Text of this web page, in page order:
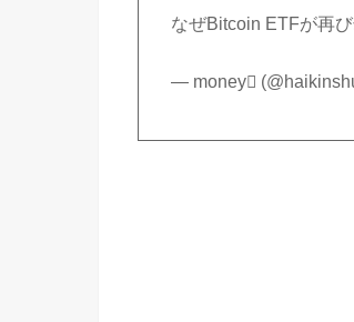
なぜBitcoin ETFが再
— money